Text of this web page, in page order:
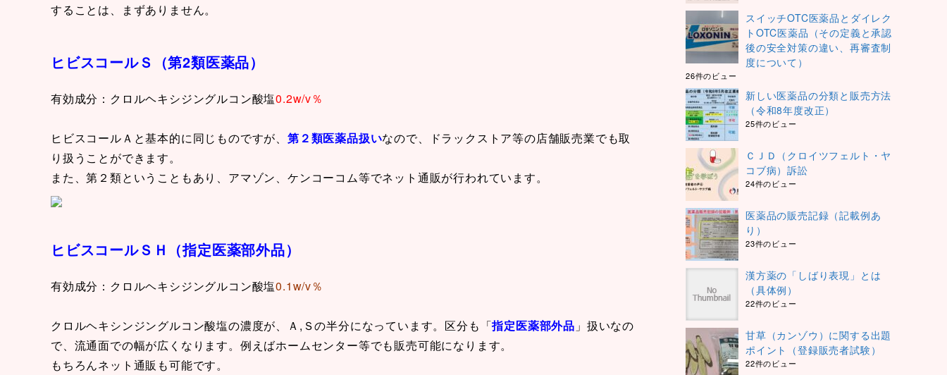
することは、まずありません。
ヒビスコールＳ（第2類医薬品）
有効成分：クロルヘキシジングルコン酸塩0.2w/v％
ヒビスコールＡと基本的に同じものですが、第２類医薬品扱いなので、ドラックストア等の店舗販売業でも取
り扱うことができます。
また、第２類ということもあり、アマゾン、ケンコーコム等でネット通販が行われています。
ヒビスコールＳＨ（指定医薬部外品）
有効成分：クロルヘキシジングルコン酸塩0.1w/v％
クロルヘキシンジングルコン酸塩の濃度が、Ａ,Ｓの半分になっています。区分も「指定医薬部外品 」扱いなの
で、流通面での幅が広くなります。例えばホームセンター等でも販売可能になります。
もちろんネット通販も可能です。
スイッチOTC医薬品とダイレク
トOTC医薬品（その定義と承認
後の安全対策の違い、再審査制
度について）
26件のビュー
新しい医薬品の分類と販売方法
（令和8年度改正）
25件のビュー
ＣＪＤ（クロイツフェルト・ヤ
コブ病）訴訟
24件のビュー
医薬品の販売記録（記載例あ
り）
23件のビュー
漢方薬の「しばり表現」とは
（具体例）
22件のビュー
甘草（カンゾウ）に関する出題
ポイント（登録販売者試験）
22件のビュー